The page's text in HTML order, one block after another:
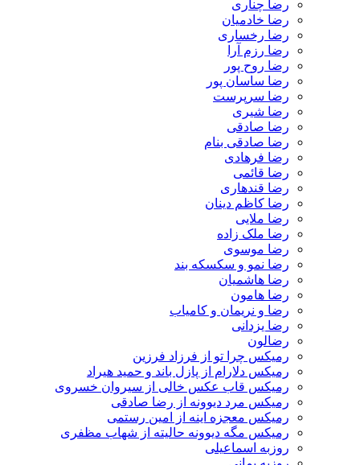
رضا چناری
رضا خادمیان
رضا رخساری
رضا رزم آرا
رضا روح پور
رضا ساسان پور
رضا سرپرست
رضا شیری
رضا صادقی
رضا صادقی بنام
رضا فرهادی
رضا قائمی
رضا قندهاری
رضا کاظم دینان
رضا ملایی
رضا ملک زاده
رضا موسوی
رضا نمو و سکسکه بند
رضا هاشمیان
رضا هامون
رضا و نریمان و کامیاب
رضا یزدانی
رضالون
رمیکس چرا تو از فرزاد فرزین
رمیکس دلارام از پازل باند و حمید هیراد
رمیکس قاب عکس خالی از سیروان خسروی
رمیکس مرد دیوونه از رضا صادقی
رمیکس معجزه اینه از امین رستمی
رمیکس مگه دیوونه حالیته از شهاب مظفری
روزبه اسماعیلی